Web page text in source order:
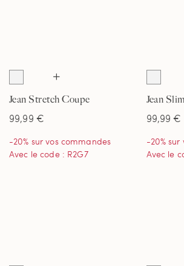
Jean Stretch Coupe
99,99 €
-20% sur vos commandes
Avec le code : R2G7
Jean
99,99 €
-20%
Avec le